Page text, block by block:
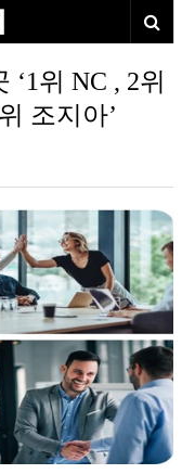
위 NC , 2위
조지아’